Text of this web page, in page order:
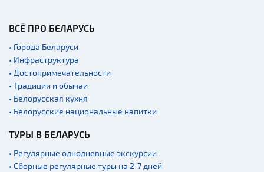
ВСЁ ПРО БЕЛАРУСЬ
• Города Беларуси
• Инфраструктура
• Достопримечательности
• Традиции и обычаи
• Белорусская кухня
• Белорусские национальные напитки
ТУРЫ В БЕЛАРУСЬ
• Регулярные однодневные экскурсии
• Сборные регулярные туры на 2-7 дней